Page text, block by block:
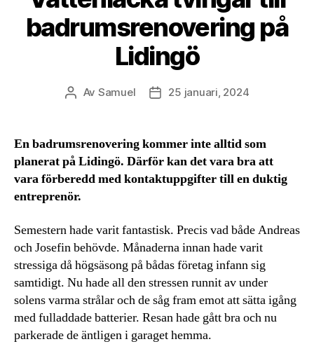
badrumsrenovering på
Lidingö
Inläggsförfattare
Av Samuel Inläggsdatum
25 januari, 2024
En badrumsrenovering kommer inte alltid som
planerat på Lidingö. Därför kan det vara bra att
vara förberedd med kontaktuppgifter till en duktig
entreprenör.
Semestern hade varit fantastisk. Precis vad både Andreas
och Josefin behövde. Månaderna innan hade varit
stressiga då högsäsong på bådas företag infann sig
samtidigt. Nu hade all den stressen runnit av under
solens varma strålar och de såg fram emot att sätta igång
med fulladdade batterier. Resan hade gått bra och nu
parkerade de äntligen i garaget hemma.